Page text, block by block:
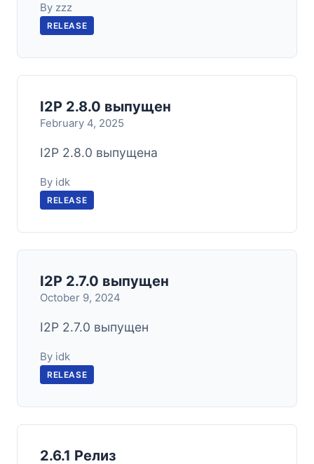
By zzz
RELEASE
I2P 2.8.0 выпущен
February 4, 2025
I2P 2.8.0 выпущена
By idk
RELEASE
I2P 2.7.0 выпущен
October 9, 2024
I2P 2.7.0 выпущен
By idk
RELEASE
2.6.1 Релиз